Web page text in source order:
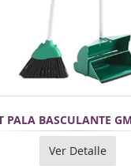
PALA BASCULANTE
Ver Detalle